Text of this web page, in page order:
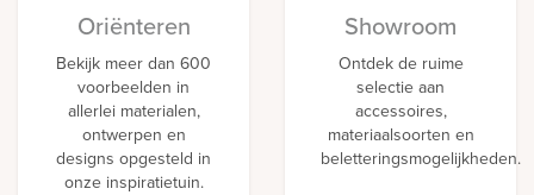
Oriënteren
Bekijk meer dan 600
voorbeelden in
allerlei materialen,
ontwerpen en
designs opgesteld in
onze inspiratietuin.
Showroom
Ontdek de ruime
selectie aan
accessoires,
materiaalsoorten en
beletteringsmogelijkheden.